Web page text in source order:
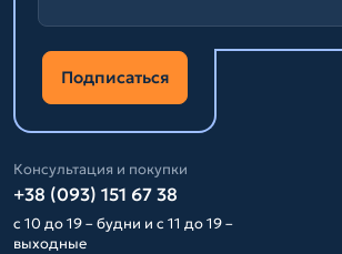
Подписаться
Консультация и покупки
+38 (093) 151 67 38
с 10 до 19 – будни и с 11 до 19 –
выходные